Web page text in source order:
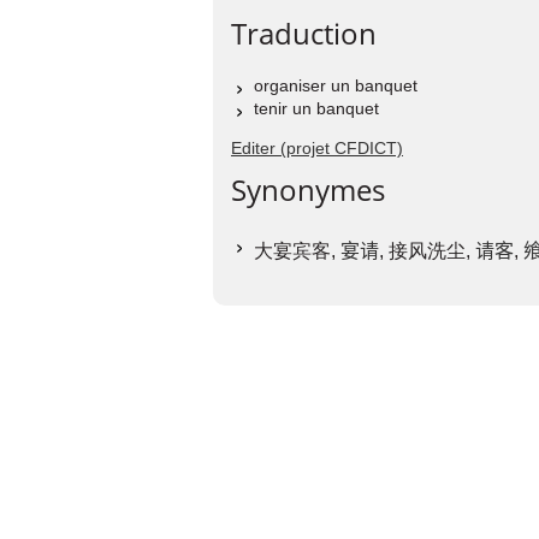
Traduction
organiser un banquet
tenir un banquet
Editer (projet CFDICT)
Synonymes
大宴宾客, 宴请, 接风洗尘, 请客,